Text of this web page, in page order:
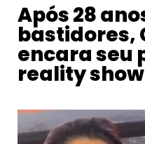
Após 28
bastidores,
encara seu
reality show